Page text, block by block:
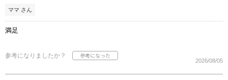
ママ さん
満足
参考になりましたか？
2026/08/05